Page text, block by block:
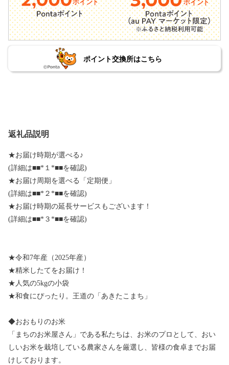
ポイント交換所はこちら
返礼品説明
★お届け時期が選べる♪
(詳細は■■*１*■■を確認)
★お届け周期を選べる「定期便」
(詳細は■■*２*■■を確認)
★お届け時期の延長サービスもございます！
(詳細は■■*３*■■を確認)
★令和7年産（2025年産）
★精米したてをお届け！
★人気の5kgの小袋
★和食にぴったり。王道の「あきたこまち」
◆おおもりのお米
「まちのお米屋さん」である私たちは、お米のプロとして、おい
しいお米を栽培している農家さんを厳選し、皆様の食卓までお届
けしております。